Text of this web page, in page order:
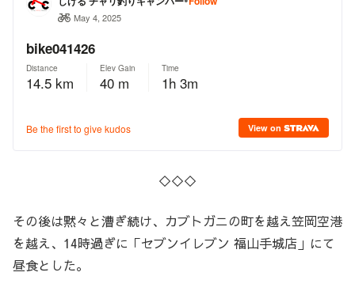
◇◇◇
その後は黙々と漕ぎ続け、カブトガニの町を越え笠岡空港
を越え、14時過ぎに「セブンイレブン 福山手城店」にて
昼食とした。